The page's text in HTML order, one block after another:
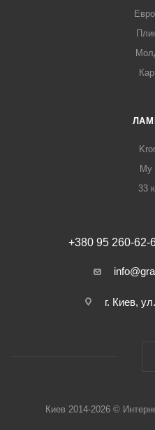
My
33
+380 95 260-62-
г. Киев,
Киев 2014-2026 ©